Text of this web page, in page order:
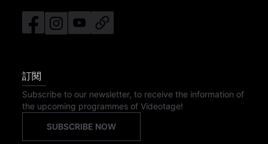
訂閱
Subscribe to our newsletter, to receive the information of
the upcoming programmes of Videotage!
SUBSCRIBE NOW